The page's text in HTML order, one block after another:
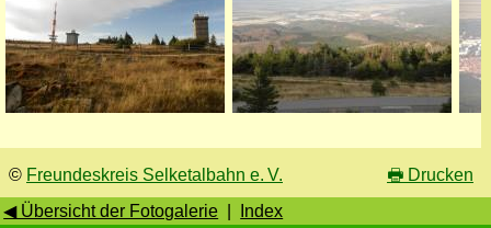
© Freundeskreis Selketalbahn e. V. 🖶 Drucken
◀ Übersicht der Fotogalerie
Index